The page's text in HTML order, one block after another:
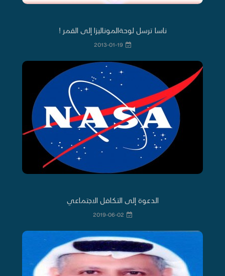
ناسا ترسل لوحةالموناليزا إلى القمر !
2013-01-19
الدعوة إلى التكافل الاجتماعي
2019-06-02